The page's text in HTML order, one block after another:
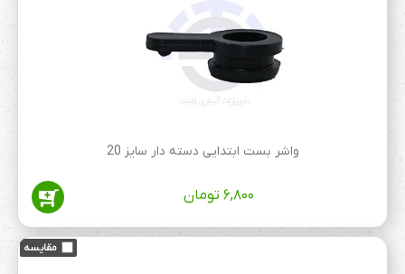
واشر بست ابتدایی دسته دار سایز 20
۶,۸۰۰ تومان